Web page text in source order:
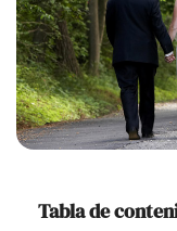
Familia
Ayuda
Cursos
Recursos
Tabla de